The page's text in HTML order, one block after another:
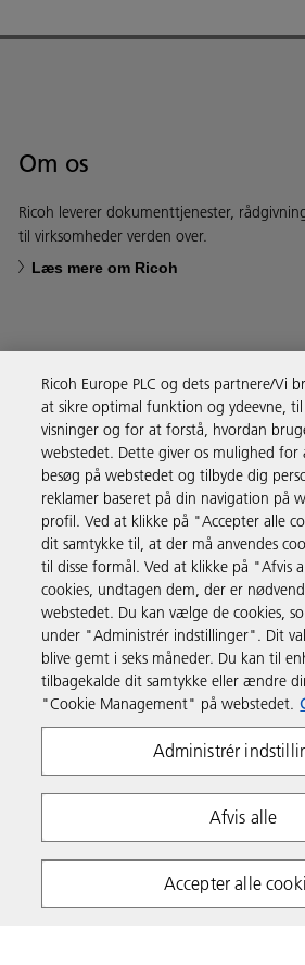
Om os
Ricoh leverer dokumenttjenester,
til virksomheder verden over.
Læs mere om Ricoh
Forretningsløsninger
Produkter og services
Support & Kontakt
Ressourcer
Følg os
Fortrolighedserklæring
Copyright 2026 Ricoh. Alle rettigheder
Ricoh Europe PLC og dets partnere/Vi
at sikre optimal funktion og ydeevne,
visninger og for at forstå, hvordan
webstedet. Dette giver os mulighed
besøg på webstedet og tilbyde dig
reklamer baseret på din navigation på
profil. Ved at klikke på "Accepter alle
dit samtykke til, at der må anvendes
til disse formål. Ved at klikke på "Afvis
cookies, undtagen dem, der er
webstedet. Du kan vælge de cookies,
under "Administrér indstillinger". Dit
blive gemt i seks måneder. Du kan til
tilbagekalde dit samtykke eller ændre
"Cookie Management" på webstedet.
Administrér
Afvis alle
Accepter alle